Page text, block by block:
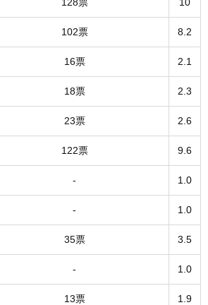
102票 8.2
16票 2.1
18票 2.3
23票 2.6
122票 9.6
- 1.0
- 1.0
35票 3.5
- 1.0
13票 1.9